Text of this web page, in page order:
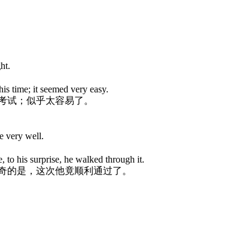
time; it seemed very easy.
；似乎太容易了。
very well.
to his surprise, he walked through it.
是，这次他竟顺利通过了。